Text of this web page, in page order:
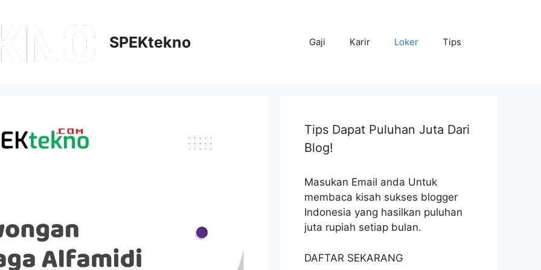
SPEKtekno Gaji Karir Loker Tips
Tips Dapat Puluhan Juta Dari
Blog!
Masukan Email anda Untuk
membaca kisah sukses blogger
Indonesia yang hasilkan puluhan
juta rupiah setiap bulan.
DAFTAR SEKARANG